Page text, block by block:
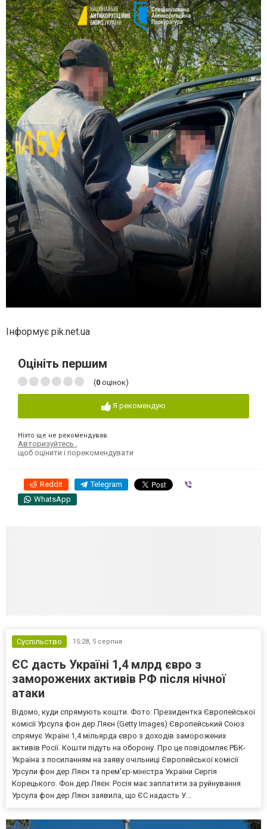
Інформує pik.net.ua
Оцініть першим
(0 оцінок)
Я рекомендую
Ніхто ще не рекомендував
Авторизуйтесь
щоб оцінити і порекомендувати
Reddit Telegram
WhatsApp
Суспільство 15:28, 5 серпня
ЄС дасть Україні 1,4 млрд євро з
заморожених активів РФ після нічної
атаки
Відомо, куди спрямують кошти. Фото: Президентка Європейської
комісії Урсула фон дер Ляєн (Getty Images) Європейський Союз
спрямує Україні 1,4 мільярда євро з доходів заморожених
активів Росії. Кошти підуть на оборону. Про це повідомляє РБК-
Україна з посиланням на заяву очільниці Європейської комісії
Урсули фон дер Ляєн та прем'єр-міністра України Сергія
Корецького. Фон дер Ляєн: Росія має заплатити за руйнування
Урсула фон дер Ляєн заявила, що ЄС надасть У...